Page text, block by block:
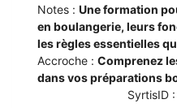
Notes : Une formation
en boulangerie, leurs
les règles essentielles
Accroche : Comprenez
dans vos préparations
SyrtisID :